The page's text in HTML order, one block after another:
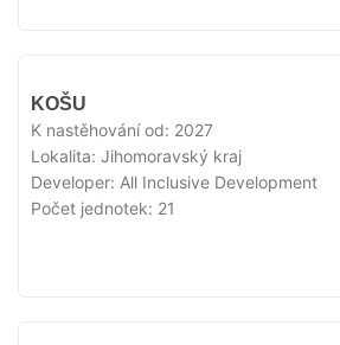
KOŠU
K nastěhování od: 2027
Lokalita: Jihomoravský kraj
Developer: All Inclusive Development
Počet jednotek: 21